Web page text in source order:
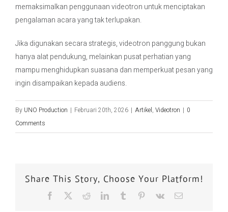
memaksimalkan penggunaan videotron untuk menciptakan
pengalaman acara yang tak terlupakan.
Jika digunakan secara strategis, videotron panggung bukan
hanya alat pendukung, melainkan pusat perhatian yang
mampu menghidupkan suasana dan memperkuat pesan yang
ingin disampaikan kepada audiens.
By UNO Production | Februari 20th, 2026 | Artikel, Videotron | 0
Comments
Share This Story, Choose Your Platform!